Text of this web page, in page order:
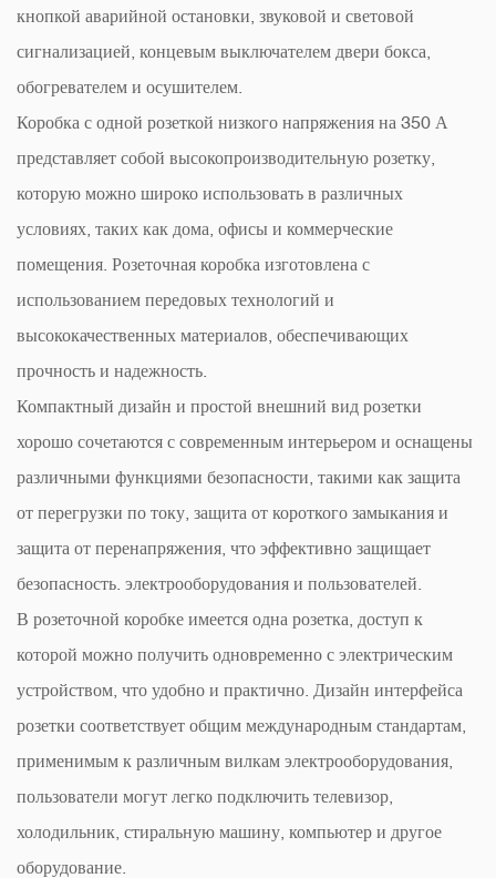
кнопкой аварийной остановки, звуковой и световой
сигнализацией, концевым выключателем двери бокса,
обогревателем и осушителем.
Коробка с одной розеткой низкого напряжения на 350 А
представляет собой высокопроизводительную розетку,
которую можно широко использовать в различных
условиях, таких как дома, офисы и коммерческие
помещения. Розеточная коробка изготовлена ​​с
использованием передовых технологий и
высококачественных материалов, обеспечивающих
прочность и надежность.
Компактный дизайн и простой внешний вид розетки
хорошо сочетаются с современным интерьером и оснащены
различными функциями безопасности, такими как защита
от перегрузки по току, защита от короткого замыкания и
защита от перенапряжения, что эффективно защищает
безопасность. электрооборудования и пользователей.
В розеточной коробке имеется одна розетка, доступ к
которой можно получить одновременно с электрическим
устройством, что удобно и практично. Дизайн интерфейса
розетки соответствует общим международным стандартам,
применимым к различным вилкам электрооборудования,
пользователи могут легко подключить телевизор,
холодильник, стиральную машину, компьютер и другое
оборудование.